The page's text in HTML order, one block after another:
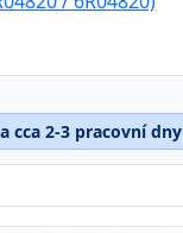
cca 2-3 pracovní dny